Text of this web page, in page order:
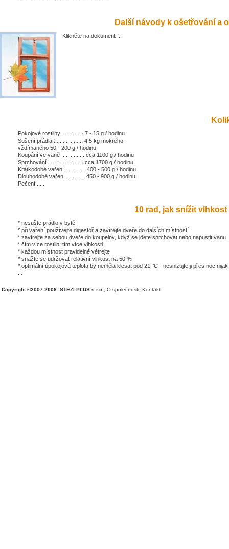
Další návody k ošetřování a
Klikněte na dokument ...
Pokojové rostliny .............. 7 - 15 g / hodinu
Sušení prádla : ................. 4,5 kg mokrého
vždímaného 50 - 200 g / hodinu
Koupání ve vaně ............... cca 1100 g / hodinu
Sprchování ....................... cca 1700 g / hodinu
Krátkodobé vaření ............. 400 - 500 g / hodinu
Dlouhodobé vaření ............ 450 - 900 g / hodinu
Pečení .....
10 rad, jak snížit vlhkost
* nesušte prádlo v bytě
* při vaření používejte digestoř a zavírejte dveře do dalších místností
* zavírejte za sebou dveře do koupelny, když se jdete sprchovat nebo napustit vanu
* čím více rostlin, tím více vlhkosti
* každou místnost pravidelně větrejte
* snažte se udržovat relativní vlhkost na 50 %
* optimální úpokojová teplota by neměla klesat pod 21 °C - nesnižujte ji přes noc nijak
Copyright ©2007-2008: STEZI PLUS s r.o. O společnosti Kontakt